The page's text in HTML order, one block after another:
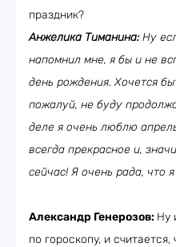
праздник?
Анжелика Тиманина:Ну
напомнил мне, я бы и не
день рождения. Хочется
пожалуй, не буду
деле я очень люблю
всегда прекрасное и,
сейчас! Я очень рада, что
Александр Генерозов: Ну
по гороскопу, и